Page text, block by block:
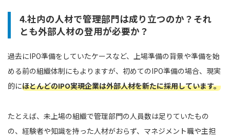
4.社内の人材で管理部門は成り立つのか？それ
とも外部人材の登用が必要か？
過去にIPO準備をしていたケースなど、上場準備の背景や準備を始
める前の組織体制にもよりますが、初めてのIPO準備の場合、現実
的にほとんどのIPO実現企業は外部人材を新たに採用しています。
たとえば、未上場の組織で管理部門の人員数は足りていたもの
の、経験者や知識を持った人材がおらず、マネジメント職や主担